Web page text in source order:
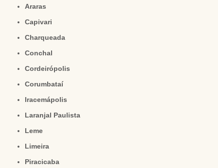
Araras
Capivari
Charqueada
Conchal
Cordeirópolis
Corumbataí
Iracemápolis
Laranjal Paulista
Leme
Limeira
Piracicaba